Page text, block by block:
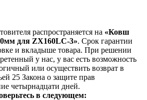
распространяется на «Ковш
для ZX160LC-3». Срок гарантии
и вкладыше товара. При решении
у нас, у вас есть возможность
или осуществить возврат в
25 Закона о защите прав
четырнадцати дней.
в следующем: